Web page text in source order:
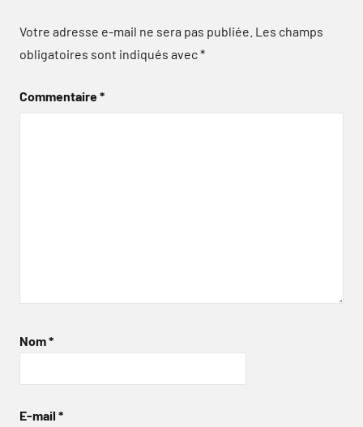
Votre adresse e-mail ne sera pas publiée. Les champs
obligatoires sont indiqués avec*
Commentaire*
Nom*
E-mail *